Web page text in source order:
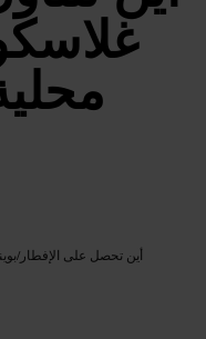
/ أين تحصل على الإفطار